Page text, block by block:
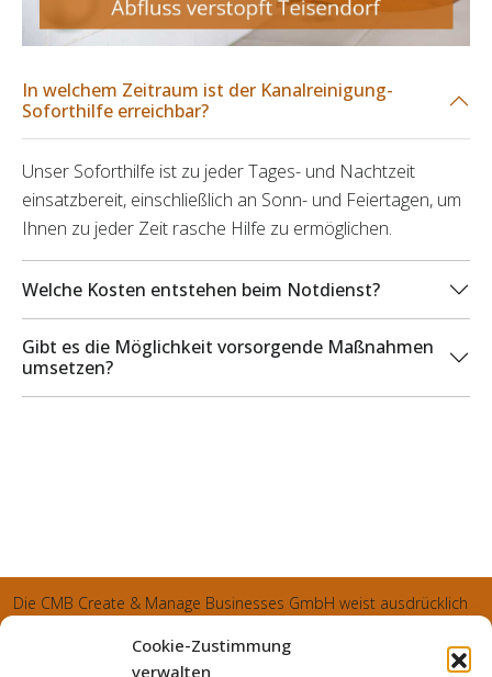
Cookie-Zustimmung
verwalten
In welchem Zeitraum ist der Kanalreinigung-
Soforthilfe erreichbar?
Unser Soforthilfe ist zu jeder Tages- und Nachtzeit
einsatzbereit, einschließlich an Sonn- und Feiertagen, um
Ihnen zu jeder Zeit rasche Hilfe zu ermöglichen.
Welche Kosten entstehen beim Notdienst?
Gibt es die Möglichkeit vorsorgende Maßnahmen
umsetzen?
Die CMB Create & Manage Businesses GmbH weist ausdrücklich
und sämtliche generierte Aufträge an die SecuPart GmbH